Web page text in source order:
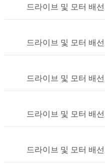
드라이브 및 모터 배
드라이브 및 모터 배
드라이브 및 모터 배
드라이브 및 모터 배
드라이브 및 모터 배